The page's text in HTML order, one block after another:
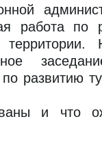
работа по
по развитию
и что